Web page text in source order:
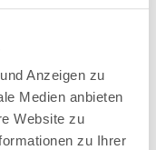
Anzeigen zu
Medien anbieten
Website zu
zu Ihrer
99,- frachtfrei